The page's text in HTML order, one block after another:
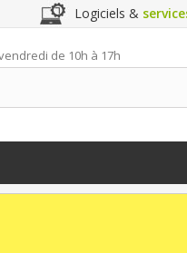
Logiciels &
de 10h à 17h